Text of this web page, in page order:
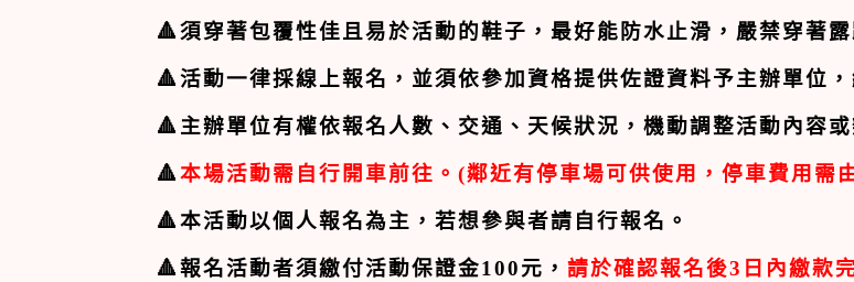
🔺須穿著包覆性佳且易於活動的鞋子，最好能防水止滑，嚴禁穿著露
🔺活動一律採線上報名，並須依參加資格提供佐證資料予主辦單位
🔺 主辦單位有權依報名人數、交通、天候狀況，機動調整活動內容或
🔺本場活動需自行開車前往。(鄰近有停車場可供使用，停車費用需
🔺本活動以個人報名為主，若想參與者請自行報名。
🔺報名活動者須繳付活動保證金100元，請於確認報名後3 日內繳款